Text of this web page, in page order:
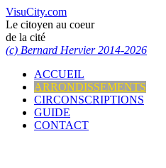
VisuCity.com
Le citoyen au coeur
de la cité
(c) Bernard Hervier 2014-2026
ACCUEIL
ARRONDISSEMENTS
CIRCONSCRIPTIONS
GUIDE
CONTACT